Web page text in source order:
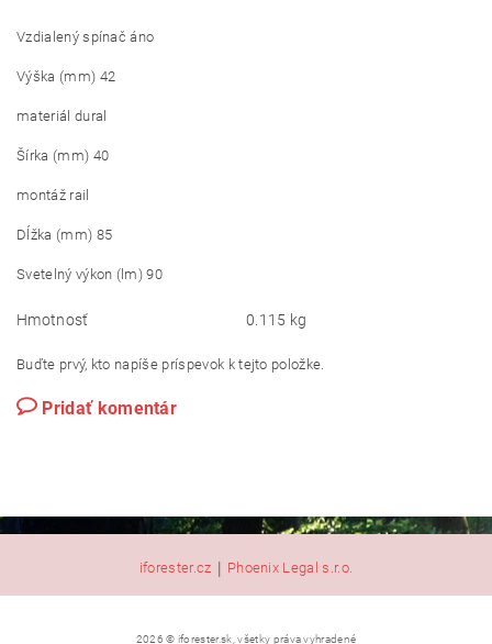
Vzdialený spínač áno
Výška (mm) 42
materiál dural
Šírka (mm) 40
montáž rail
Dĺžka (mm) 85
Svetelný výkon (lm) 90
Hmotnosť 0.115 kg
Buďte prvý, kto napíše príspevok k tejto položke.
Pridať komentár
iforester.cz Phoenix Legal s.r.o.
2026 © iforester.sk, všetky práva vyhradené